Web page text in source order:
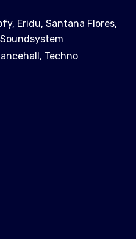
Eridu, Santana Flores,
Techno